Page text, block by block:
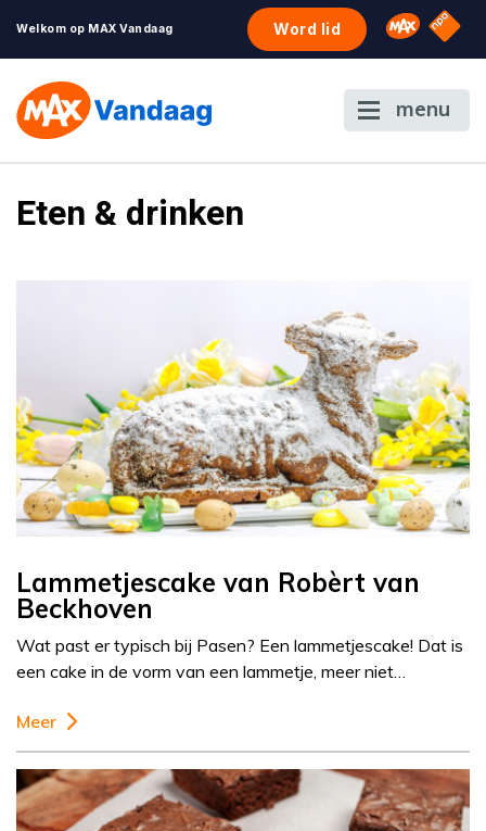
Welkom op MAX Vandaag Word lid Omroep
NPO
menu
Eten & drinken
Lammetjescake van Robèrt van
Beckhoven
Wat past er typisch bij Pasen? Een lammetjescake! Dat is
een cake in de vorm van een lammetje, meer niet…
Meer